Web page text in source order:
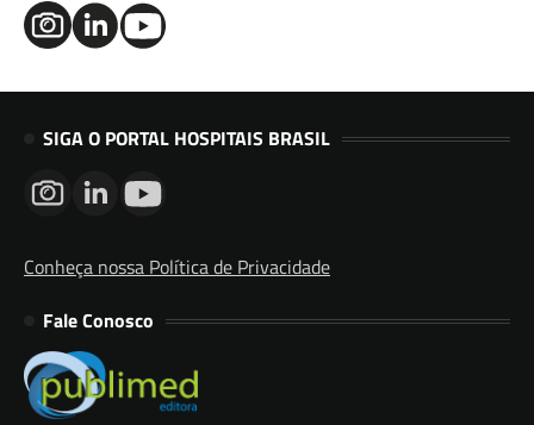
SIGA O PORTAL HOSPITAIS BRASIL
Conheça nossa Política de Privacidade
Fale Conosco